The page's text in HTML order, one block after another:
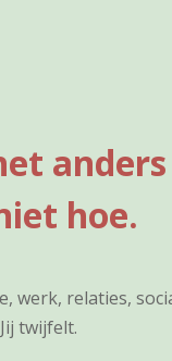
hoe.
werk, relaties,
twijfelt.